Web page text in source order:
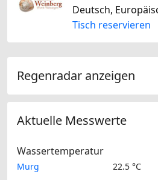
Tisch reservieren
Regenradar anzeigen
Aktuelle Messwerte
Wassertemperatur
Murg 22.5 °C